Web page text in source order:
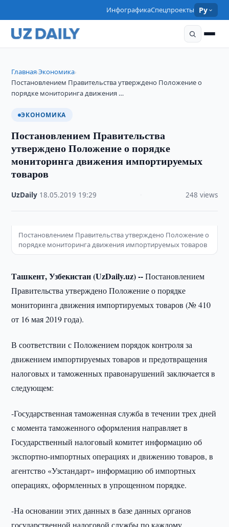
ИнфографикаСпецпроекты Ру
Главная›Экономика›
Постановлением Правительства утверждено Положение о
порядке мониторинга движения …
ЭКОНОМИКА
Постановлением Правительства
утверждено Положение о порядке
мониторинга движения импортируемых
товаров
UzDaily 18.05.2019 19:29 248 views
Постановлением Правительства утверждено Положение о
порядке мониторинга движения импортируемых товаров
Ташкент, Узбекистан (UzDaily.uz) --Постановлением
Правительства утверждено Положение о порядке
мониторинга движения импортируемых товаров (№ 410
от 16 мая 2019 года).
В соответствии с Положением порядок контроля за
движением импортируемых товаров и предотвращения
налоговых и таможенных правонарушений заключается в
следующем:
-Государственная таможенная служба в течении трех дней
с момента таможенного оформления направляет в
Государственный налоговый комитет информацию об
экспортно-импортных операциях и движению товаров, в
агентство «Узстандарт» информацию об импортных
операциях, оформленных в упрощенном порядке.
-На основании этих данных в базе данных органов
государственной налоговой службы по каждому